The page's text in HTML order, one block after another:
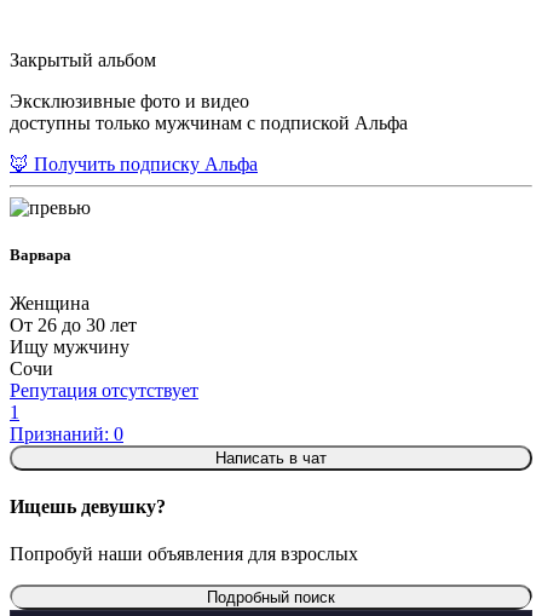
Закрытый альбом
Эксклюзивные фото и видео
доступны только мужчинам с подпиской Альфа
🦊 Получить подписку Альфа
Варвара
Женщина
От 26 до 30 лет
Ищу мужчину
Сочи
Репутация отсутствует
1
Признаний: 0
Написать в чат
Ищешь девушку?
Попробуй наши объявления для взрослых
Подробный поиск